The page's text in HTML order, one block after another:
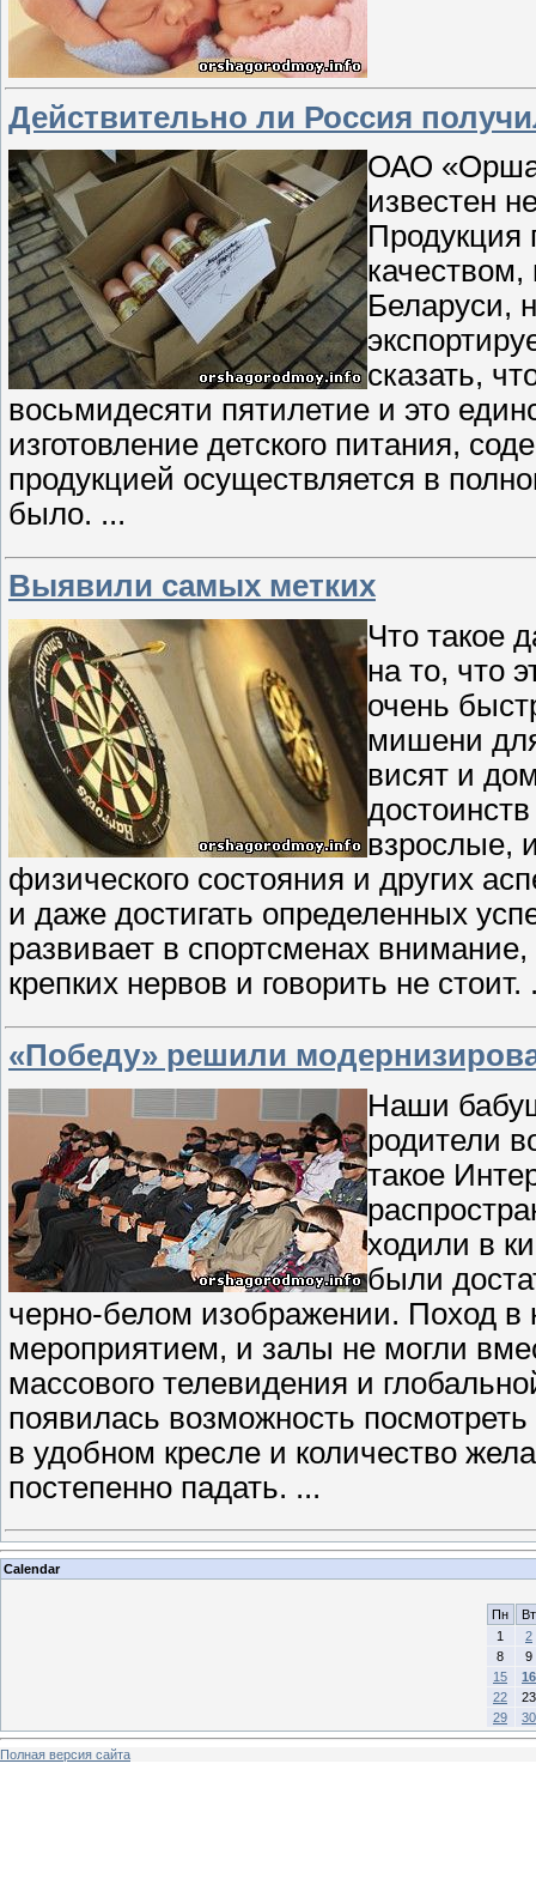
Действительно ли Россия
ОАО
известен
Продукция
качеством,
Беларуси,
сказать,
восьмидесяти пятилетие и это
изготовление детского питания,
продукцией осуществляется в
было. ...
Выявили самых метких
Что такое
на то, что
очень
мишени
висят и
взрослые,
физического состояния и других
и даже достигать определенных
развивает в спортсменах
крепких нервов и говорить не стоит.
«Победу» решили
Наши
родители
такое
ходили в
были
черно-белом изображении. Поход в
мероприятием, и залы не могли
массового телевидения и
появилась возможность
в удобном кресле и количество
постепенно падать. ...
Calendar
Пн
Вт
1
2
8
9
15
16
22
23
29
30
Полная версия сайта